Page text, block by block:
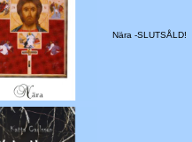
Nära -SLUTSÅLD!